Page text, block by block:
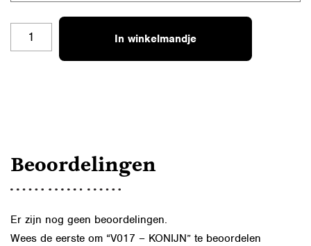
V017
In winkelmandje
Beoordelingen
Er zijn nog geen beoordelingen.
Wees de eerste om “V017 – KONIJN” te beoordelen